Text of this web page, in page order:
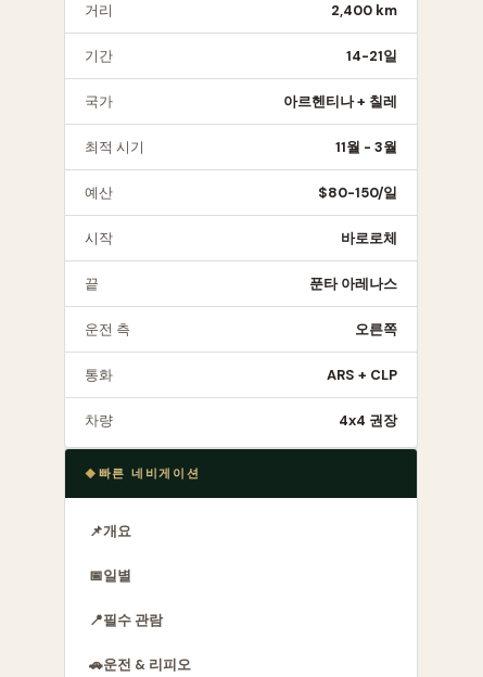
거리 2,400 km
기간 14-21일
국가 아르헨티나 + 칠레
최적 시기 11월 - 3월
예산 $80-150/일
시작 바로로체
끝 푼타 아레나스
운전 측 오른쪽
통화 ARS + CLP
차량 4x4 권장
빠른 네비게이션
📌개요
📅일별
📍필수 관람
🚗운전 & 리피오